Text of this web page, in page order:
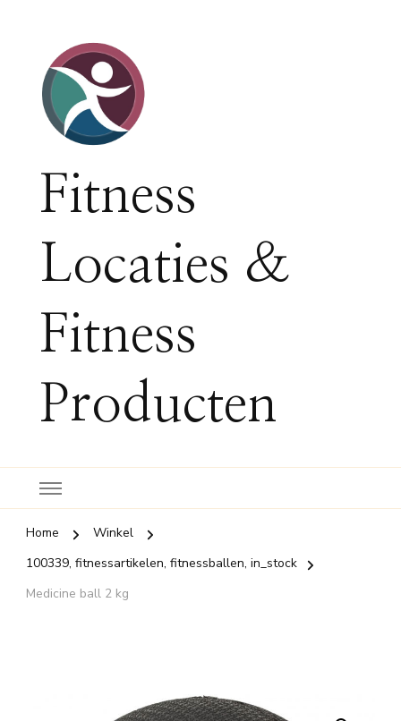
Fitness
Locaties &
Fitness
Producten
Home
Winkel
100339, fitnessartikelen, fitnessballen, in_stock
Medicine ball 2 kg